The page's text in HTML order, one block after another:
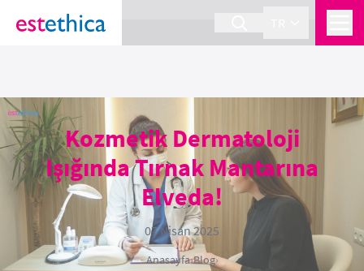
section Service {
Kozmetik Dermatoloji
Işığında Tırnak Mantarına
Elveda!
07 Nisan 2025
Anasayfa›Blog›